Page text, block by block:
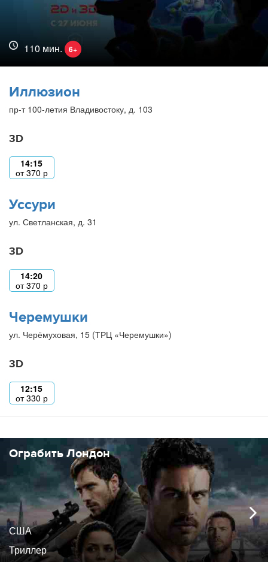
110 мин. 6+
Иллюзион
пр-т 100-летия Владивостоку, д. 103
3D
14:15
от370 р
Уссури
ул. Светланская, д. 31
3D
14:20
от370 р
Черемушки
ул. Черёмуховая, 15 (ТРЦ «Черемушки»)
3D
12:15
от330 р
Ограбить Лондон
США
Триллер